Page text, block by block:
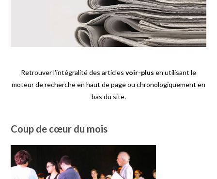
Retrouver l'intégralité des articles voir-plus en utilisant le
moteur de recherche en haut de page ou chronologiquement en
bas du site.
Coup de cœur du mois